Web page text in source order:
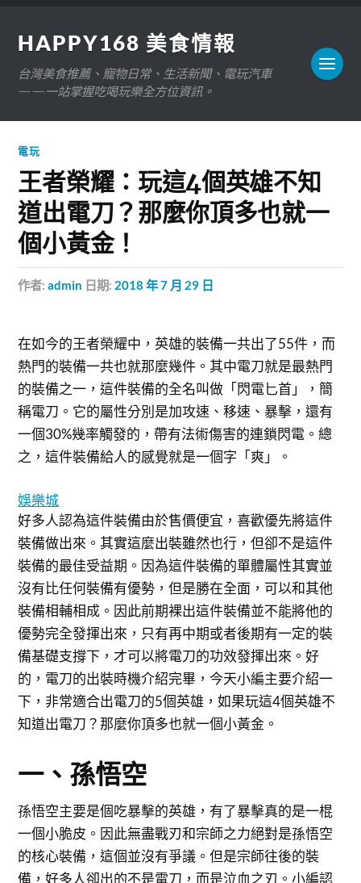
HAPPY168 美食情報
台灣美食推薦、寵物日常、生活新聞、電玩汽車
——一站掌握吃喝玩樂全方位資訊。
電玩
王者榮耀：玩這4個英雄不知
道出電刀？那麼你頂多也就一
個小黃金！
作者:admin 日期: 2018 年 7 月 29 日
​在如今的王者榮耀中，英雄的裝備一共出了55件，而
熱門的裝備一共也就那麼幾件。其中電刀就是最熱門
的裝備之一，這件裝備的全名叫做「閃電匕首」，簡
稱電刀。它的屬性分別是加攻速、移速、暴擊，還有
一個30%幾率觸發的，帶有法術傷害的連鎖閃電。總
之，這件裝備給人的感覺就是一個字「爽」。
娛樂城
好多人認為這件裝備由於售價便宜，喜歡優先將這件
裝備做出來。其實這麼出裝雖然也行，但卻不是這件
裝備的最佳受益期。因為這件裝備的單體屬性其實並
沒有比任何裝備有優勢，但是勝在全面，可以和其他
裝備相輔相成。因此前期裸出這件裝備並不能將他的
優勢完全發揮出來，只有再中期或者後期有一定的裝
備基礎支撐下，才可以將電刀的功效發揮出來。好
的，電刀的出裝時機介紹完畢，今天小編主要介紹一
下，非常適合出電刀的5個英雄，如果玩這4個英雄不
知道出電刀？那麼你頂多也就一個小黃金。
一、孫悟空
孫悟空主要是個吃暴擊的英雄，有了暴擊真的是一棍
一個小脆皮。因此無盡戰刃和宗師之力絕對是孫悟空
的核心裝備，這個並沒有爭議。但是宗師往後的裝
備，好多人卻出的不是電刀，而是泣血之刃。小編認